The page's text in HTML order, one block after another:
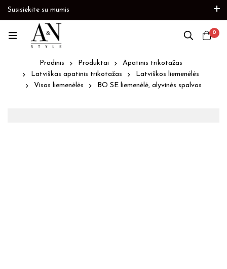
Susisiekite su mumis
0
Pradinis Produktai
Apatinis trikotažas
Latviškas apatinis trikotažas
Latviškos liemenėlės
Visos liemenėlės
BO SE liemenėlė, alyvinės spalvos